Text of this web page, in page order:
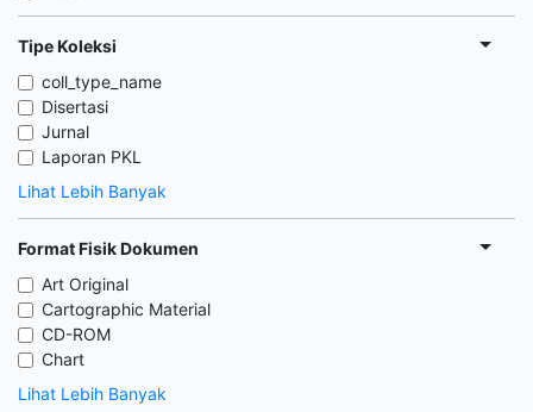
Tipe Koleksi
coll_type_name
Disertasi
Jurnal
Laporan PKL
Lihat Lebih Banyak
Format Fisik Dokumen
Art Original
Cartographic Material
CD-ROM
Chart
Lihat Lebih Banyak